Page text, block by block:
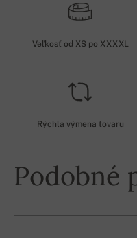
Veľkosť od XS po XXXXL
Rýchla výmena tovaru
Podobné